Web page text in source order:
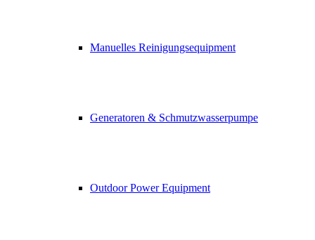
Manuelles Reinigungsequipment
Generatoren & Schmutzwasserpumpe
Outdoor Power Equipment